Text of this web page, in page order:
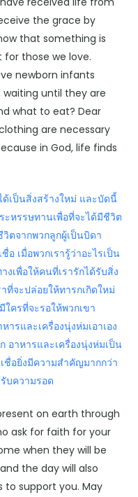
the grace by
that something is
for those we love.
newborn infants
until they are
what to eat? Dear
are necessary
in God, life finds
นสิ่งสร้างใหม่ และบัดนี้
ะหรรษทานเพื่อที่จะได้มีชีวิต
ตจากพวกลูกผู้เป็นบิดา
เมื่อพวกเรารู้ว่าอะไรเป็น
เพื่อให้คนที่เรารักได้รับสิ่ง
ที่จะปล่อยให้ทารกเกิดใหม่
ครที่จะรอให้พวกเขา
รและเครื่องนุ่งห่มเอาเอง
อาหารและเครื่องนุ่งห่มเป็น
ชื่อยิ่งมีความสำคัญมากกว่า
บความรอด
on earth through
ask for faith for your
when they will be
the day will also
to support you. May